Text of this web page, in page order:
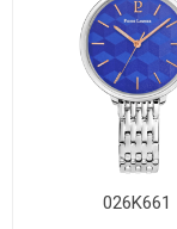
026K661